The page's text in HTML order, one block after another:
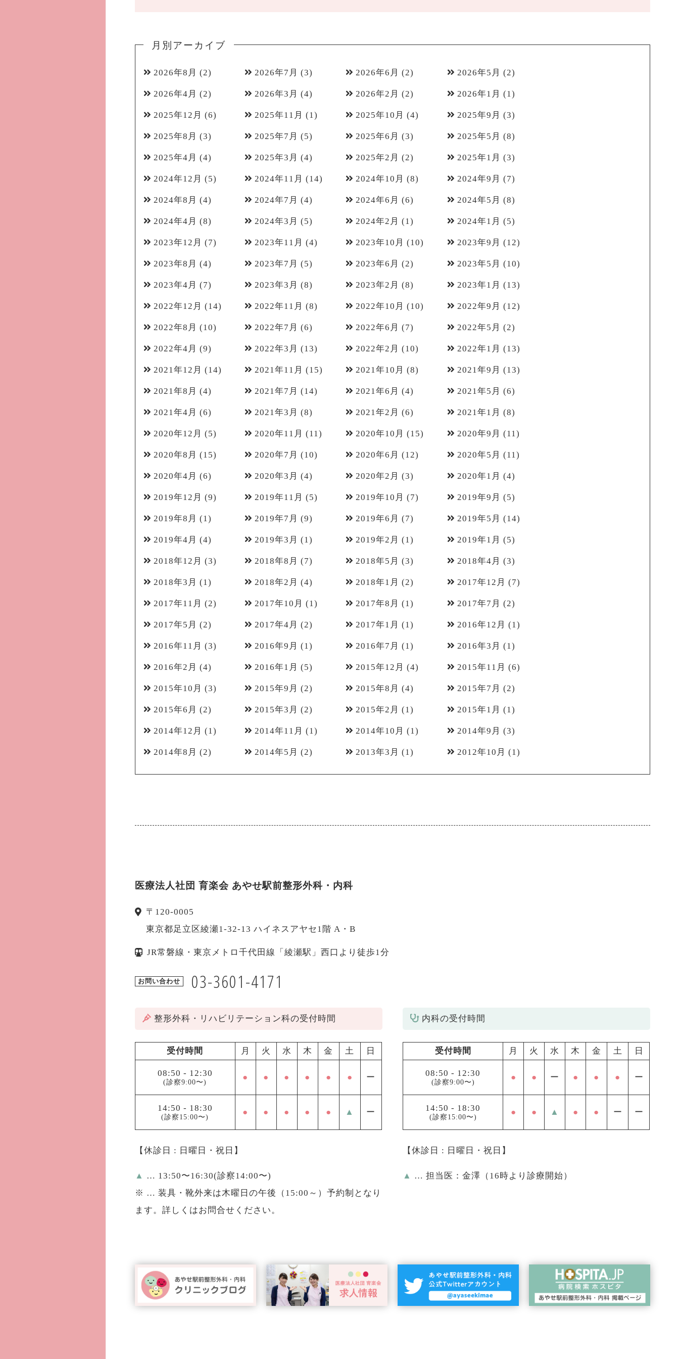
月別アーカイブ
2026年8月 (2) 2026年7月 (3) 2026年6月 (2) 2026年5月 (2)
2026年4月 (2) 2026年3月 (4) 2026年2月 (2) 2026年1月 (1)
2025年12月 (6) 2025年11月 (1) 2025年10月 (4) 2025年9月 (3)
2025年8月 (3) 2025年7月 (5) 2025年6月 (3) 2025年5月 (8)
2025年4月 (4) 2025年3月 (4) 2025年2月 (2) 2025年1月 (3)
2024年12月 (5) 2024年11月 (14) 2024年10月 (8) 2024年9月 (7)
2024年8月 (4) 2024年7月 (4) 2024年6月 (6) 2024年5月 (8)
2024年4月 (8) 2024年3月 (5) 2024年2月 (1) 2024年1月 (5)
2023年12月 (7) 2023年11月 (4) 2023年10月 (10) 2023年9月 (12)
2023年8月 (4) 2023年7月 (5) 2023年6月 (2) 2023年5月 (10)
2023年4月 (7) 2023年3月 (8) 2023年2月 (8) 2023年1月 (13)
2022年12月 (14) 2022年11月 (8) 2022年10月 (10) 2022年9月 (12)
2022年8月 (10) 2022年7月 (6) 2022年6月 (7) 2022年5月 (2)
2022年4月 (9) 2022年3月 (13) 2022年2月 (10) 2022年1月 (13)
2021年12月 (14) 2021年11月 (15) 2021年10月 (8) 2021年9月 (13)
2021年8月 (4) 2021年7月 (14) 2021年6月 (4) 2021年5月 (6)
2021年4月 (6) 2021年3月 (8) 2021年2月 (6) 2021年1月 (8)
2020年12月 (5) 2020年11月 (11) 2020年10月 (15) 2020年9月 (11)
2020年8月 (15) 2020年7月 (10) 2020年6月 (12) 2020年5月 (11)
2020年4月 (6) 2020年3月 (4) 2020年2月 (3) 2020年1月 (4)
2019年12月 (9) 2019年11月 (5) 2019年10月 (7) 2019年9月 (5)
2019年8月 (1) 2019年7月 (9) 2019年6月 (7) 2019年5月 (14)
2019年4月 (4) 2019年3月 (1) 2019年2月 (1) 2019年1月 (5)
2018年12月 (3) 2018年8月 (7) 2018年5月 (3) 2018年4月 (3)
2018年3月 (1) 2018年2月 (4) 2018年1月 (2) 2017年12月 (7)
2017年11月 (2) 2017年10月 (1) 2017年8月 (1) 2017年7月 (2)
2017年5月 (2) 2017年4月 (2) 2017年1月 (1) 2016年12月 (1)
2016年11月 (3) 2016年9月 (1) 2016年7月 (1) 2016年3月 (1)
2016年2月 (4) 2016年1月 (5) 2015年12月 (4) 2015年11月 (6)
2015年10月 (3) 2015年9月 (2) 2015年8月 (4) 2015年7月 (2)
2015年6月 (2) 2015年3月 (2) 2015年2月 (1) 2015年1月 (1)
2014年12月 (1) 2014年11月 (1) 2014年10月 (1) 2014年9月 (3)
2014年8月 (2) 2014年5月 (2) 2013年3月 (1) 2012年10月 (1)
医療法人社団 育楽会 あやせ駅前整形外科・内科
〒 120-0005
東京都足立区綾瀬1-32-13 ハイネスアヤセ1階 A・B
JR常磐線・東京メトロ千代田線「綾瀬駅」西口より徒歩1分
お問い合わせ 03-3601-4171
整形外科・リハビリテーション科の受付時間
受付時間 月 火 水 木 金 土 日
08:50 - 12:30
(診察9:00〜)
● ● ● ● ● ● ー
14:50 - 18:30
(診察15:00〜)
● ● ● ● ● ▲ ー
【休診日 : 日曜日・祝日】
▲
… 13:50〜16:30(診察14:00〜)
※ … 装具・靴外来は木曜日の午後（15:00～）予約制となり
ます。詳しくはお問合せください。
内科の受付時間
受付時間 月 火 水 木 金 土 日
08:50 - 12:30
(診察9:00〜)
● ● ー ● ● ● ー
14:50 - 18:30
(診察15:00〜)
● ● ▲ ● ● ー ー
【休診日 : 日曜日・祝日】
▲ … 担当医：金澤（16時より診療開始）